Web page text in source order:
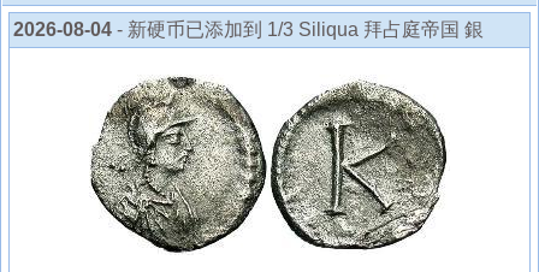
2026-08-04 - 新硬币已添加到 1/3 Siliqua 拜占庭帝国 銀